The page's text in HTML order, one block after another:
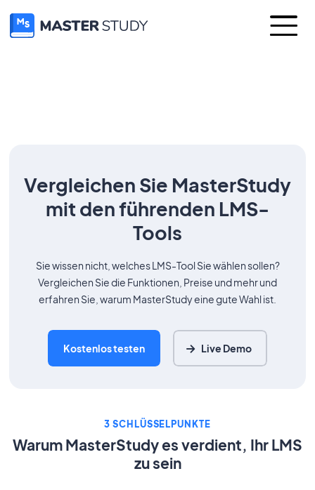
Vergleichen Sie MasterStudy
mit den führenden LMS-
Tools
Sie wissen nicht, welches LMS-Tool Sie wählen sollen?
Vergleichen Sie die Funktionen, Preise und mehr und
erfahren Sie, warum MasterStudy eine gute Wahl ist.
Kostenlos testen Live Demo
3 SCHLÜSSELPUNKTE
Warum MasterStudy es verdient, Ihr LMS
zu sein